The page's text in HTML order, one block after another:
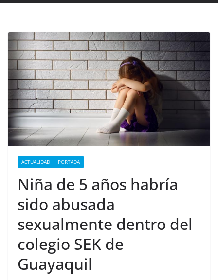
ACTUALIDAD PORTADA
Niña de 5 años habría
sido abusada
sexualmente dentro del
colegio SEK de
Guayaquil